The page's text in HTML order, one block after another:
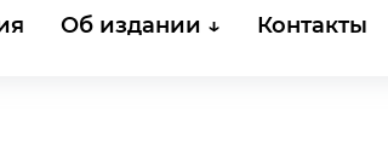
Об издании ↓ Контакты